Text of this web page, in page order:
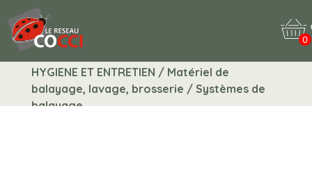
0
HYGIENE ET ENTRETIEN / Matériel de
balayage, lavage, brosserie / Systèmes de
balayage